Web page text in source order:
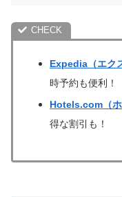
Expedia（エク
時予約も便利！
Hotels.com（ホ
得な割引も！